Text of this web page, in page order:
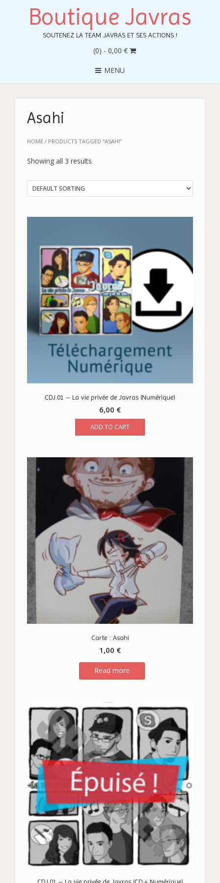
Boutique Javras
SOUTENEZ LA TEAM JAVRAS ET SES ACTIONS !
(0) - 0,00 €
MENU
HOME / PRODUCTS TAGGED “ASAHI”
Asahi
Showing all 3 results
CDJ.01 – La vie privée de Javras (Numérique)
6,00 €
ADD TO CART
Carte : Asahi
1,00 €
Read more
CDJ.01 – La vie privée de Javras (CD + Numérique)